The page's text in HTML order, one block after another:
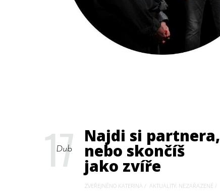
17
Dub
Najdi si partnera,
nebo skončíš
jako zvíře
ZVEŘEJNĚNO KATERINA AKTUALITY NEZAŘAZENÉ